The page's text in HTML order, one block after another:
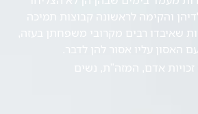
והקימה לראשונה קבוצות תמיכה
שאיבדו רבים מקרובי משפחתן בעזה,
האסון עליו אסור להן לדבר.
זכויות אדם, המזה"ת